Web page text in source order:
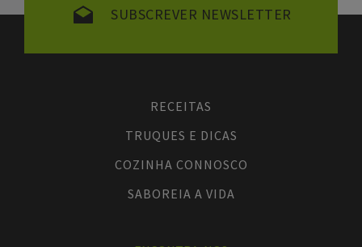
SUBSCREVER NEWSLETTER
RECEITAS
TRUQUES E DICAS
COZINHA CONNOSCO
SABOREIA A VIDA